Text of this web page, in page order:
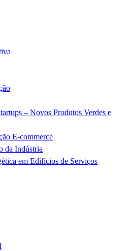
– Novos Produtos Verdes e
E-commerce
da Indústria
em Edifícios de Serviços